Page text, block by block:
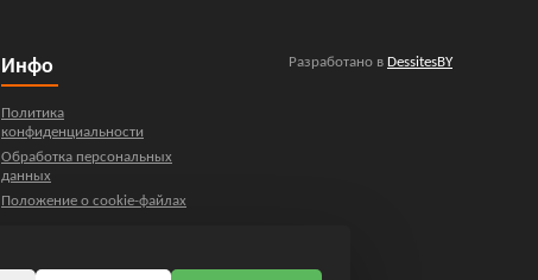
Инфо
Политика
конфиденциальности
Обработка персональных
данных
Положение о cookie-файлах
Разработано в DessitesBY